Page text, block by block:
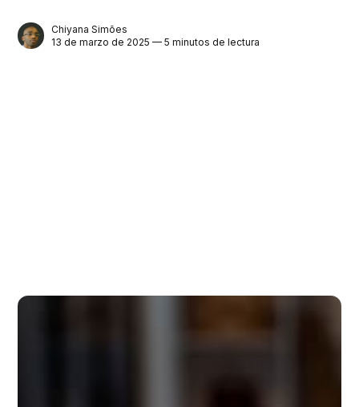
Chiyana Simões
13 de marzo de 2025 — 5 minutos de lectura